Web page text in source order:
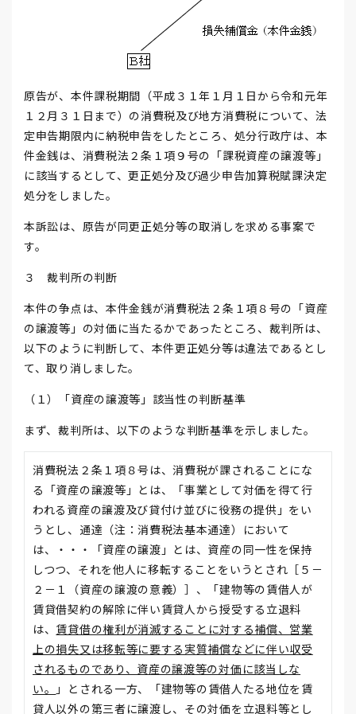
原告が、本件課税期間（平成３１年１月１日から令和元年
１２月３１日まで）の消費税及び地方消費税について、法
定申告期限内に納税申告をしたところ、処分行政庁は、本
件金銭は、消費税法２条１項９号の「課税資産の譲渡等」
に該当するとして、更正処分及び過少申告加算税賦課決定
処分をしました。
本訴訟は、原告が同更正処分等の取消しを求める事案で
す。
３ 裁判所の判断
本件の争点は、本件金銭が消費税法２条１項８号の「資産
の譲渡等」の対価に当たるかであったところ、裁判所は、
以下のように判断して、本件更正処分等は違法であるとし
て、取り消しました。
（１）「資産の譲渡等」該当性の判断基準
まず、裁判所は、以下のような判断基準を示しました。
消費税法２条１項８号は、消費税が課されることにな
る「資産の譲渡等」とは、「事業として対価を得て行
われる資産の譲渡及び貸付け並びに役務の提供」をい
うとし、通達（注：消費税法基本通達）において
は、・・・「資産の譲渡」とは、資産の同一性を保持
しつつ、それを他人に移転することをいうとされ［５－
２－１（資産の譲渡の意義）］、「建物等の賃借人が
賃貸借契約の解除に伴い賃貸人から授受する立退料
は、 賃貸借の権利が消滅することに対する補償、営業
上の損失又は移転等に要する実質補償などに伴い収受
されるものであり、資産の譲渡等の対価に該当しな
い。
」とされる一方、「建物等の賃借人たる地位を賃
貸人以外の第三者に譲渡し、その対価を立退料等とし